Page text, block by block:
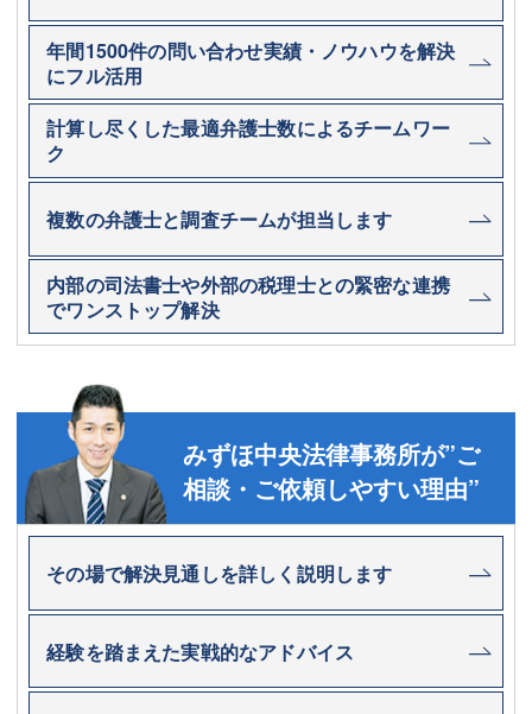
年間1500件の問い合わせ実績・ノウハウを解決
にフル活用
計算し尽くした最適弁護士数によるチームワー
ク
複数の弁護士と調査チームが担当します
内部の司法書士や外部の税理士との緊密な連携
でワンストップ解決
みずほ中央法律事務所が”ご
相談・ご依頼しやすい理由”
その場で解決見通しを詳しく説明します
経験を踏まえた実戦的なアドバイス